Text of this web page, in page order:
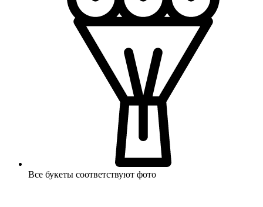
Все букеты соответствуют фото